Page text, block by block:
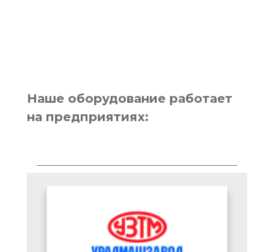
Наше оборудование работает
на предприятиях: